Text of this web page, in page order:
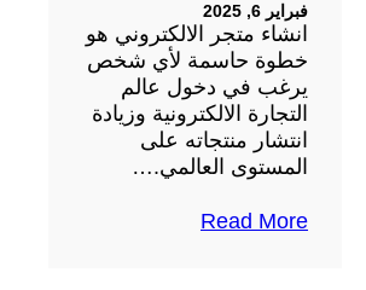
فبراير 6, 2025
انشاء متجر الالكتروني هو
خطوة حاسمة لأي شخص
يرغب في دخول عالم
التجارة الالكترونية وزيادة
انتشار منتجاته على
المستوى العالمي.…
Read More